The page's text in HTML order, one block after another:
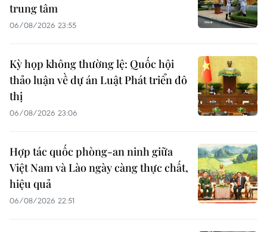
trung tâm
06/08/2026 23:55
Kỳ họp không thường lệ: Quốc hội
thảo luận về dự án Luật Phát triển đô
thị
06/08/2026 23:06
Hợp tác quốc phòng-an ninh giữa
Việt Nam và Lào ngày càng thực chất,
hiệu quả
06/08/2026 22:51